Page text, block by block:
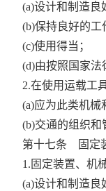
(a)设计和制造良
(b)保持良好的工
(c)使用得当；
(d)由按照国家法
2.在使用运载工具
(a)应为此类机械
(b)交通的组织和
第十七条 固定装
1.固定装置、机械
(a)设计和制造良